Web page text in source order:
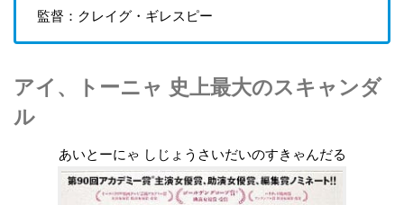
監督：クレイグ・ギレスピー
アイ、トーニャ 史上最大のスキャンダ
ル
あいとーにゃ しじょうさいだいのすきゃんだる